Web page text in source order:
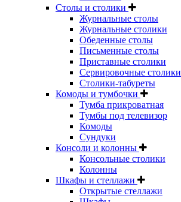
Столы и столики
Журнальные столы
Журнальные столики
Обеденные столы
Письменные столы
Приставные столики
Сервировочные столики
Столики-табуреты
Комоды и тумбочки
Тумба прикроватная
Тумбы под телевизор
Комоды
Сундуки
Консоли и колонны
Консольные столики
Колонны
Шкафы и стеллажи
Открытые стеллажи